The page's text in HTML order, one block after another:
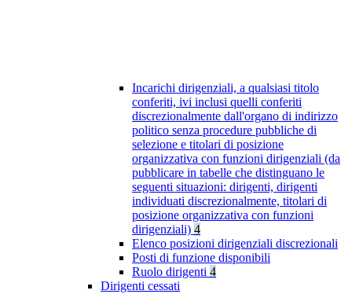
Incarichi dirigenziali, a qualsiasi titolo
conferiti, ivi inclusi quelli conferiti
discrezionalmente dall'organo di indirizzo
politico senza procedure pubbliche di
selezione e titolari di posizione
organizzativa con funzioni dirigenziali (da
pubblicare in tabelle che distinguano le
seguenti situazioni: dirigenti, dirigenti
individuati discrezionalmente, titolari di
posizione organizzativa con funzioni
dirigenziali) 4
Elenco posizioni dirigenziali discrezionali
Posti di funzione disponibili
Ruolo dirigenti 4
Dirigenti cessati